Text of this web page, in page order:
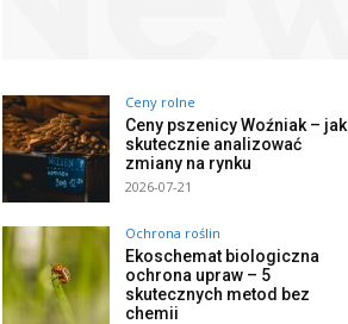
Ceny rolne
Ceny pszenicy Woźniak – jak
skutecznie analizować
zmiany na rynku
2026-07-21
Ochrona roślin
Ekoschemat biologiczna
ochrona upraw – 5
skutecznych metod bez
chemii